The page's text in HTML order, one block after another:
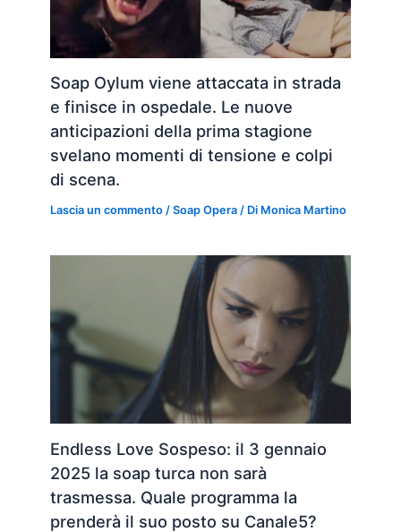
Soap Oylum viene attaccata in strada
e finisce in ospedale. Le nuove
anticipazioni della prima stagione
svelano momenti di tensione e colpi
di scena.
Lascia un commento /Soap Opera / Di Monica Martino
Endless Love Sospeso: il 3 gennaio
2025 la soap turca non sarà
trasmessa. Quale programma la
prenderà il suo posto su Canale5?